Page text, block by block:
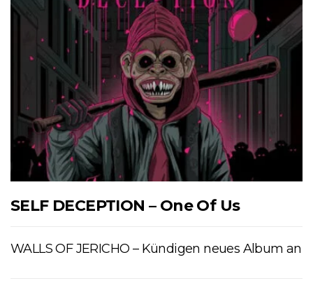
SELF DECEPTION – One Of Us
WALLS OF JERICHO – Kündigen neues Album an